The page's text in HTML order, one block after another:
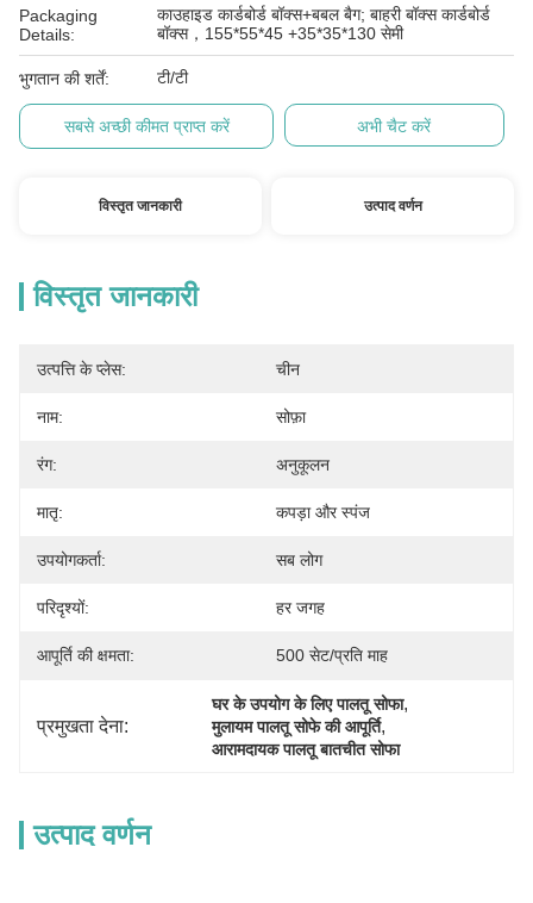
Packaging
Details:
काउहाइड कार्डबोर्ड बॉक्स+बबल बैग; बाहरी बॉक्स कार्डबोर्ड
बॉक्स，155*55*45 +35*35*130 सेमी
भुगतान की शर्तें: टी/टी
सबसे अच्छी कीमत प्राप्त करें अभी चैट करें
विस्तृत जानकारी उत्पाद वर्णन
विस्तृत जानकारी
उत्पत्ति के प्लेस: चीन
नाम: सोफ़ा
रंग: अनुकूलन
मातृ: कपड़ा और स्पंज
उपयोगकर्ता: सब लोग
परिदृश्यों: हर जगह
आपूर्ति की क्षमता: 500 सेट/प्रति माह
प्रमुखता देना:
घर के उपयोग के लिए पालतू सोफा,
मुलायम पालतू सोफे की आपूर्ति,
आरामदायक पालतू बातचीत सोफा
उत्पाद वर्णन